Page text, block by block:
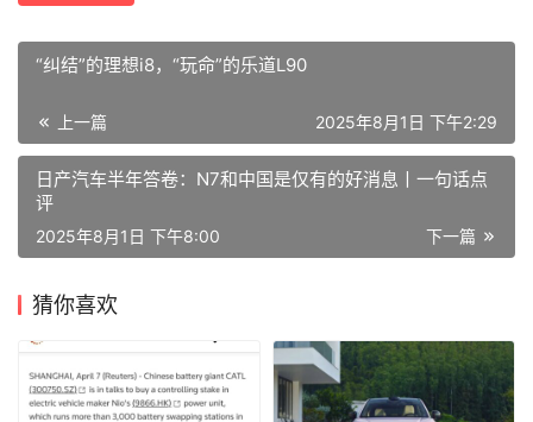
“纠结”的理想i8，“玩命”的乐道L90
上一篇 2025年8月1日 下午2:29
日产汽车半年答卷：N7和中国是仅有的好消息丨一句话点
评
下一篇
2025年8月1日 下午8:00
猜你喜欢